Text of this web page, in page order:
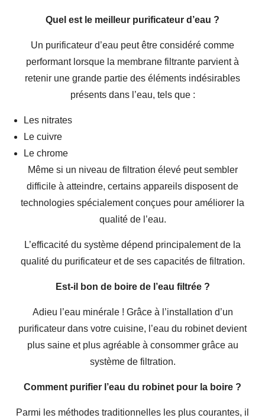
Quel est le meilleur purificateur d’eau ?
Un purificateur d’eau peut être considéré comme
performant lorsque la membrane filtrante parvient à
retenir une grande partie des éléments indésirables
présents dans l’eau, tels que :
Les nitrates
Le cuivre
Le chrome
Même si un niveau de filtration élevé peut sembler
difficile à atteindre, certains appareils disposent de
technologies spécialement conçues pour améliorer la
qualité de l’eau.
L’efficacité du système dépend principalement de la
qualité du purificateur et de ses capacités de filtration.
Est-il bon de boire de l’eau filtrée ?
Adieu l’eau minérale ! Grâce à l’installation d’un
purificateur dans votre cuisine, l’eau du robinet devient
plus saine et plus agréable à consommer grâce au
système de filtration.
Comment purifier l’eau du robinet pour la boire ?
Parmi les méthodes traditionnelles les plus courantes, il